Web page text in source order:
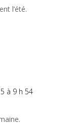
l’été.
à 9 h 54